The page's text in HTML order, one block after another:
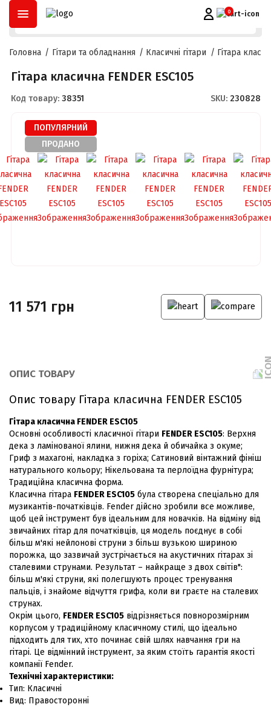
ОПЛАТА ЧАСТИНАМИ РОЗСТРОЧКА
0
Головна Гітари та обладнання Класичні гітари Гітара
Гітара класична FENDER ESC105
Код товару: 38351 SKU: 230828
ПОПУЛЯРНИЙ
ПРОДАНО
11 571 грн
ОПИС ТОВАРУ
Опис товару Гітара класична FENDER ESC105
Гітара класична FENDER ESC105
Основні особливості класичної гітари FENDER ESC105: Верхня
дека з ламінованої ялини, нижня дека й обичайка з окуме;
Гриф з махагоні, накладка з горіха; Сатиновий вінтажний фініш
натурального кольору; Нікельована та перлоїдна фурнітура;
Традиційна класична форма.
Класична гітара FENDER ESC105 була створена спеціально для
музикантів-початківців. Fender дійсно зробили все можливе,
щоб цей інструмент був ідеальним для новачків. На відміну від
звичайних гітар для початківців, ця модель поєднує в собі
більш м'які нейлонові струни з більш вузькою шириною
порожка, що зазвичай зустрічається на акустичних гітарах зі
сталевими струнами. Результат – найкраще з двох світів":
більш м'які струни, які полегшують процес тренування
пальців, і знайоме відчуття грифа, коли ви граєте на сталевих
струнах.
Окрім цього, FENDER ESC105 відрізняється повнорозмірним
корпусом у традиційному класичному стилі, що ідеально
підходить для тих, хто починає свій шлях навчання гри на
гітарі. Це відмінний інструмент, за яким стоїть гарантія якості
компанії Fender.
Технічні характеристики:
Тип: Класичні
Вид: Правосторонні